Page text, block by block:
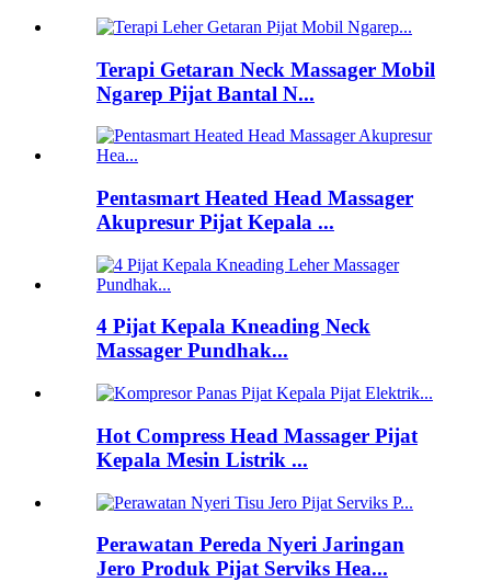
Terapi Getaran Neck Massager Mobil
Ngarep Pijat Bantal N...
Pentasmart Heated Head Massager
Akupresur Pijat Kepala ...
4 Pijat Kepala Kneading Neck
Massager Pundhak...
Hot Compress Head Massager Pijat
Kepala Mesin Listrik ...
Perawatan Pereda Nyeri Jaringan
Jero Produk Pijat Serviks Hea...